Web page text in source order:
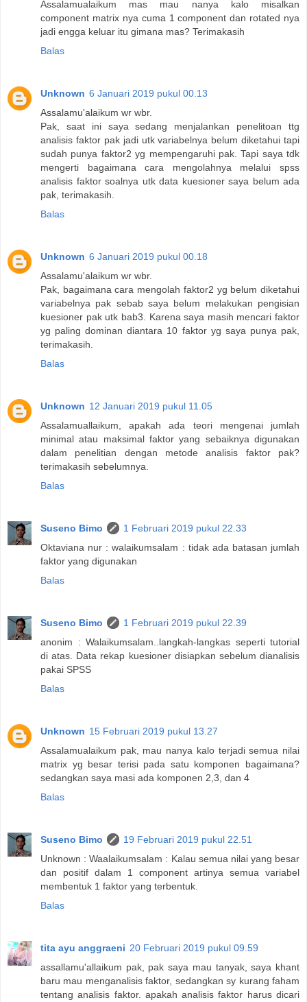
Assalamualaikum mas mau nanya kalo misalkan
component matrix nya cuma 1 component dan rotated nya
jadi engga keluar itu gimana mas? Terimakasih
Balas
Unknown 6 Januari 2019 pukul 00.13
Assalamu'alaikum wr wbr.
Pak, saat ini saya sedang menjalankan penelitoan ttg
analisis faktor pak jadi utk variabelnya belum diketahui tapi
sudah punya faktor2 yg mempengaruhi pak. Tapi saya tdk
mengerti bagaimana cara mengolahnya melalui spss
analisis faktor soalnya utk data kuesioner saya belum ada
pak, terimakasih.
Balas
Unknown 6 Januari 2019 pukul 00.18
Assalamu'alaikum wr wbr.
Pak, bagaimana cara mengolah faktor2 yg belum diketahui
variabelnya pak sebab saya belum melakukan pengisian
kuesioner pak utk bab3. Karena saya masih mencari faktor
yg paling dominan diantara 10 faktor yg saya punya pak,
terimakasih.
Balas
Unknown 12 Januari 2019 pukul 11.05
Assalamuallaikum, apakah ada teori mengenai jumlah
minimal atau maksimal faktor yang sebaiknya digunakan
dalam penelitian dengan metode analisis faktor pak?
terimakasih sebelumnya.
Balas
Suseno Bimo
1 Februari 2019 pukul 22.33
Oktaviana nur : walaikumsalam : tidak ada batasan jumlah
faktor yang digunakan
Balas
Suseno Bimo
1 Februari 2019 pukul 22.39
anonim : Walaikumsalam..langkah-langkas seperti tutorial
di atas. Data rekap kuesioner disiapkan sebelum dianalisis
pakai SPSS
Balas
Unknown 15 Februari 2019 pukul 13.27
Assalamualaikum pak, mau nanya kalo terjadi semua nilai
matrix yg besar terisi pada satu komponen bagaimana?
sedangkan saya masi ada komponen 2,3, dan 4
Balas
Suseno Bimo
19 Februari 2019 pukul 22.51
Unknown : Waalaikumsalam : Kalau semua nilai yang besar
dan positif dalam 1 component artinya semua variabel
membentuk 1 faktor yang terbentuk.
Balas
tita ayu anggraeni 20 Februari 2019 pukul 09.59
assallamu'allaikum pak, pak saya mau tanyak, saya khant
baru mau menganalisis faktor, sedangkan sy kurang faham
tentang analisis faktor. apakah analisis faktor harus dicari